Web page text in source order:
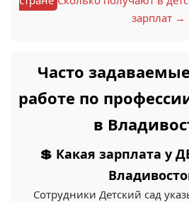
зарплат →
Часто
работе по
в
💲 Какая зарплата у
Сотрудники Детский сад